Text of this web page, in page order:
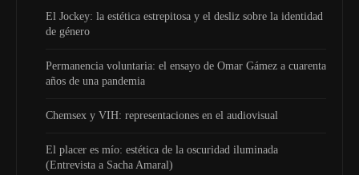
El Jockey: la estética estrepitosa y el desliz sobre la identidad
de género
Permanencia voluntaria: el ensayo de Omar Gámez a cuarenta
años de una pandemia
Chemsex y VIH: representaciones en el audiovisual
El placer es mío: estética de la oscuridad iluminada
(Entrevista a Sacha Amaral)